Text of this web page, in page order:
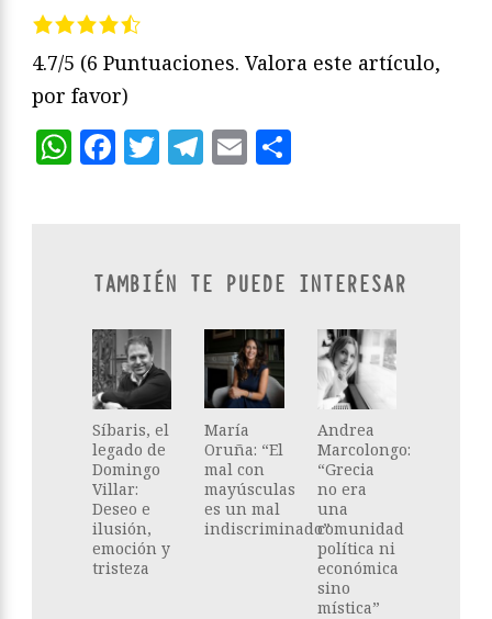
4.7/5 (6 Puntuaciones. Valora este artículo,
por favor)
WhatsApp
Facebook
Twitter
Telegram
Email
TAMBIÉN TE PUEDE INTERESAR
Síbaris, el
legado de
Domingo
Villar:
Deseo e
ilusión,
emoción y
tristeza
María
Oruña: “El
mal con
mayúsculas
es un mal
indiscriminado”
Andrea
Marcolongo:
“Grecia
no era
una
comunidad
política ni
económica
sino
mística”